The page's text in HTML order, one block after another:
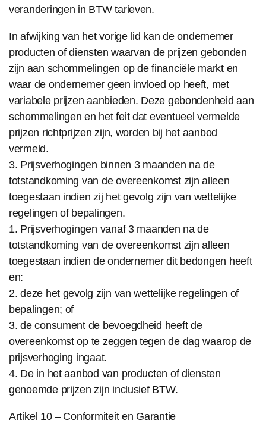
veranderingen in BTW tarieven.
In afwijking van het vorige lid kan de ondernemer
producten of diensten waarvan de prijzen gebonden
zijn aan schommelingen op de financiële markt en
waar de ondernemer geen invloed op heeft, met
variabele prijzen aanbieden. Deze gebondenheid aan
schommelingen en het feit dat eventueel vermelde
prijzen richtprijzen zijn, worden bij het aanbod
vermeld.
3. Prijsverhogingen binnen 3 maanden na de
totstandkoming van de overeenkomst zijn alleen
toegestaan indien zij het gevolg zijn van wettelijke
regelingen of bepalingen.
1. Prijsverhogingen vanaf 3 maanden na de
totstandkoming van de overeenkomst zijn alleen
toegestaan indien de ondernemer dit bedongen heeft
en:
2. deze het gevolg zijn van wettelijke regelingen of
bepalingen; of
3. de consument de bevoegdheid heeft de
overeenkomst op te zeggen tegen de dag waarop de
prijsverhoging ingaat.
4. De in het aanbod van producten of diensten
genoemde prijzen zijn inclusief BTW.
Artikel 10 – Conformiteit en Garantie